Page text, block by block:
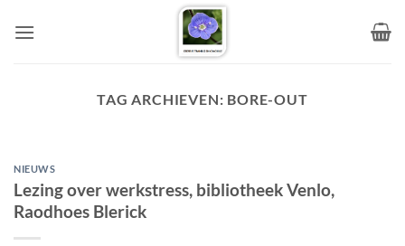
naar
TAG ARCHIEVEN: BORE-OUT
NIEUWS
Lezing over werkstress, bibliotheek Venlo,
Raodhoes Blerick